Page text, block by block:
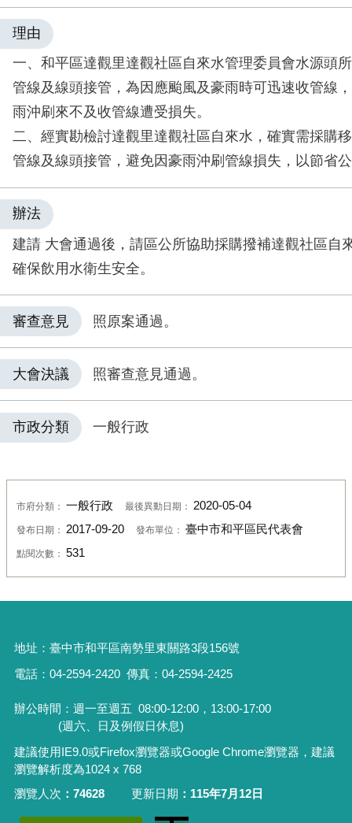
理由
一、和平區達觀里達觀社區自來水管理委員會水源頭
管線及線頭接管，為因應颱風及豪雨時可迅速收管線
雨沖刷來不及收管線遭受損失。
二、經實勘檢討達觀里達觀社區自來水，確實需採購
管線及線頭接管，避免因豪雨沖刷管線損失，以節省
辦法
建請 大會通過後，請區公所協助採購撥補達觀社區自
確保飲用水衛生安全。
審查意見 照原案通過。
大會決議 照審查意見通過。
市政分類 一般行政
市府分類： 一般行政 最後異動日期： 2020-05-04
發布日期： 2017-09-20 發布單位： 臺中市和平區民代表會
點閱次數： 531
地址： 臺中市和平區南勢里東關路3段156號
電話：04-2594-2420 傳真：04-2594-2425
辦公時間：週一至週五 08:00-12:00，13:00-17:00
(週六、日及例假日休息)
建議使用IE9.0或Firefox瀏覽器或Google Chrome瀏覽器，建議
瀏覽解析度為1024 x 768
瀏覽人次
74628 更新日期 115年7月12日